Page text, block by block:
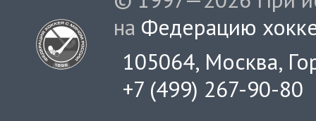
на Федерацию
105064, Москва,
+7 (499) 267-90-80